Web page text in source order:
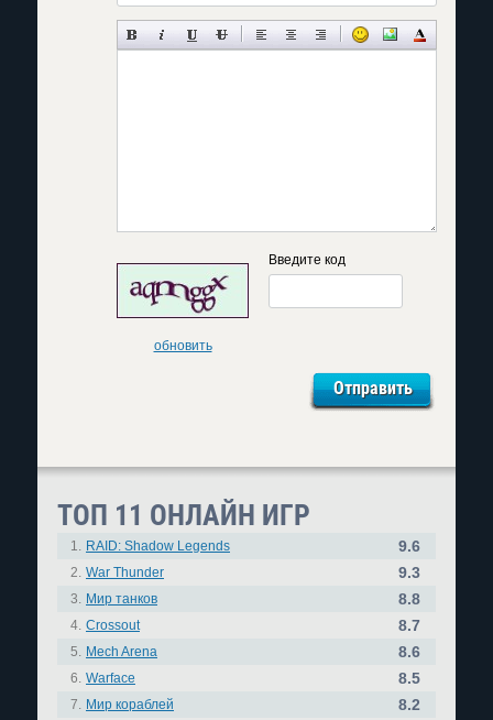
обновить
Введите код
ТОП 11 ОНЛАЙН ИГР
1. RAID: Shadow Legends 9.6
2. War Thunder 9.3
3. Мир танков 8.8
4. Crossout 8.7
5. Mech Arena 8.6
6. Warface 8.5
7. Мир кораблей 8.2